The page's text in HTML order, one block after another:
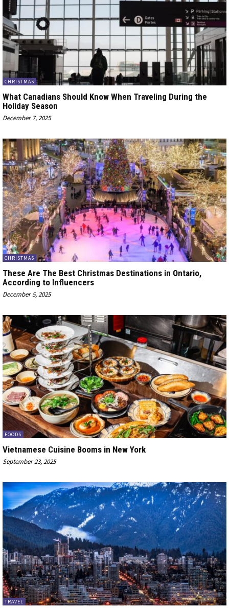
CHRISTMAS
What Canadians Should Know When Traveling During the
Holiday Season
December 7, 2025
CHRISTMAS
These Are The Best Christmas Destinations in Ontario,
According to Influencers
December 5, 2025
FOODS
Vietnamese Cuisine Booms in New York
September 23, 2025
TRAVEL